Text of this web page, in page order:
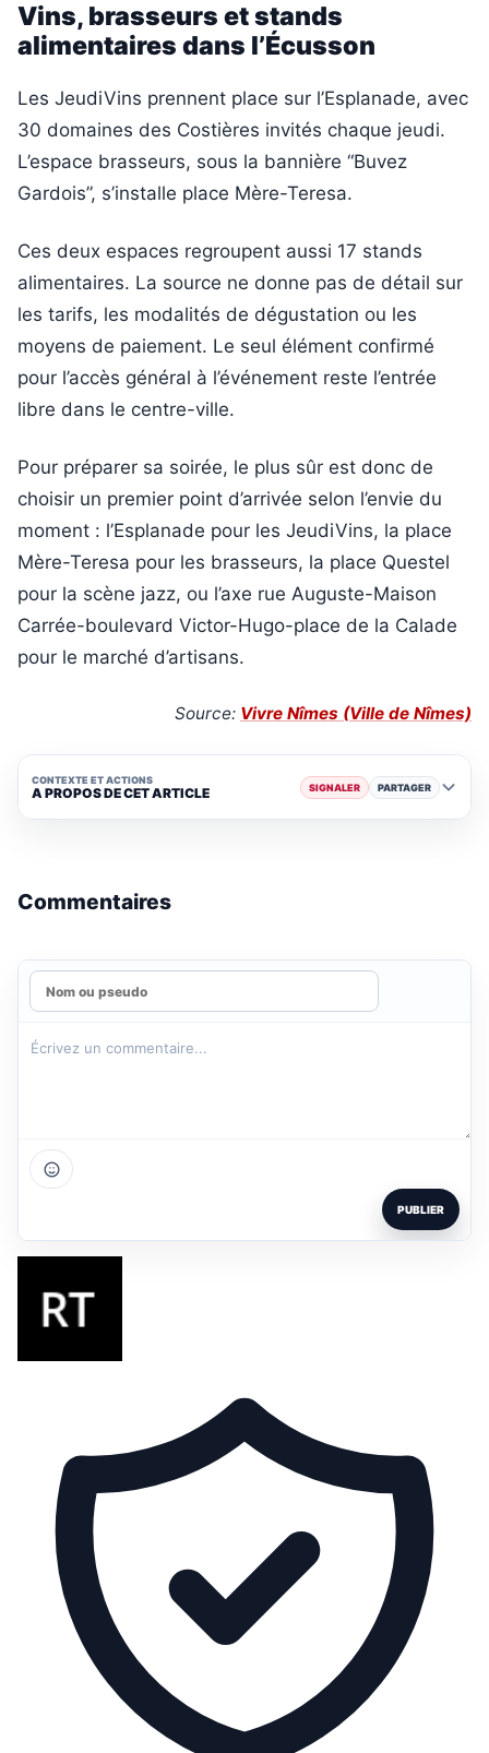
Vins, brasseurs et stands
alimentaires dans l’Écusson
Les JeudiVins prennent place sur l’Esplanade, avec
30 domaines des Costières invités chaque jeudi.
L’espace brasseurs, sous la bannière “Buvez
Gardois”, s’installe place Mère-Teresa.
Ces deux espaces regroupent aussi 17 stands
alimentaires. La source ne donne pas de détail sur
les tarifs, les modalités de dégustation ou les
moyens de paiement. Le seul élément confirmé
pour l’accès général à l’événement reste l’entrée
libre dans le centre-ville.
Pour préparer sa soirée, le plus sûr est donc de
choisir un premier point d’arrivée selon l’envie du
moment : l’Esplanade pour les JeudiVins, la place
Mère-Teresa pour les brasseurs, la place Questel
pour la scène jazz, ou l’axe rue Auguste-Maison
Carrée-boulevard Victor-Hugo-place de la Calade
pour le marché d’artisans.
Source: Vivre Nîmes (Ville de Nîmes)
CONTEXTE ET ACTIONS
A PROPOS DE CET ARTICLE SIGNALER PARTAGER
Commentaires
PUBLIER